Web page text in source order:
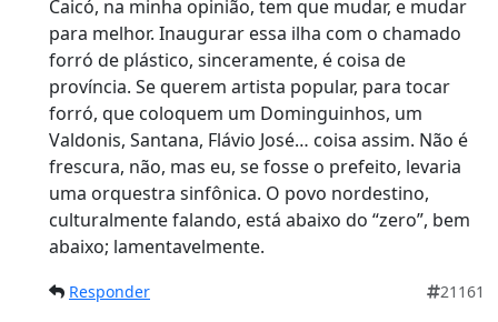
Caicó, na minha opinião, tem que mudar, e mudar
para melhor. Inaugurar essa ilha com o chamado
forró de plástico, sinceramente, é coisa de
província. Se querem artista popular, para tocar
forró, que coloquem um Dominguinhos, um
Valdonis, Santana, Flávio José… coisa assim. Não é
frescura, não, mas eu, se fosse o prefeito, levaria
uma orquestra sinfônica. O povo nordestino,
culturalmente falando, está abaixo do “zero”, bem
abaixo; lamentavelmente.
Responder 21161